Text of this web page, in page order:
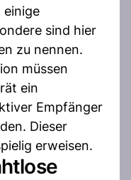
einige
sind hier
zu nennen.
müssen
ein
Empfänger
Dieser
erweisen.